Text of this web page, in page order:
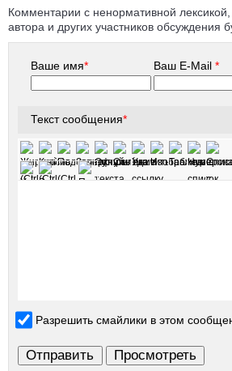
Комментарии с ненормативной
автора и других участников обсуждения
Ваше имя* Ваш E-Mail*
Текст сообщения*
Разрешить смайлики в этом